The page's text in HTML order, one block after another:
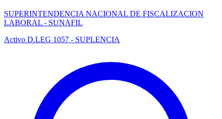
SUPERINTENDENCIA NACIONAL DE FISCALIZACION
LABORAL - SUNAFIL
Activo D.LEG 1057 - SUPLENCIA